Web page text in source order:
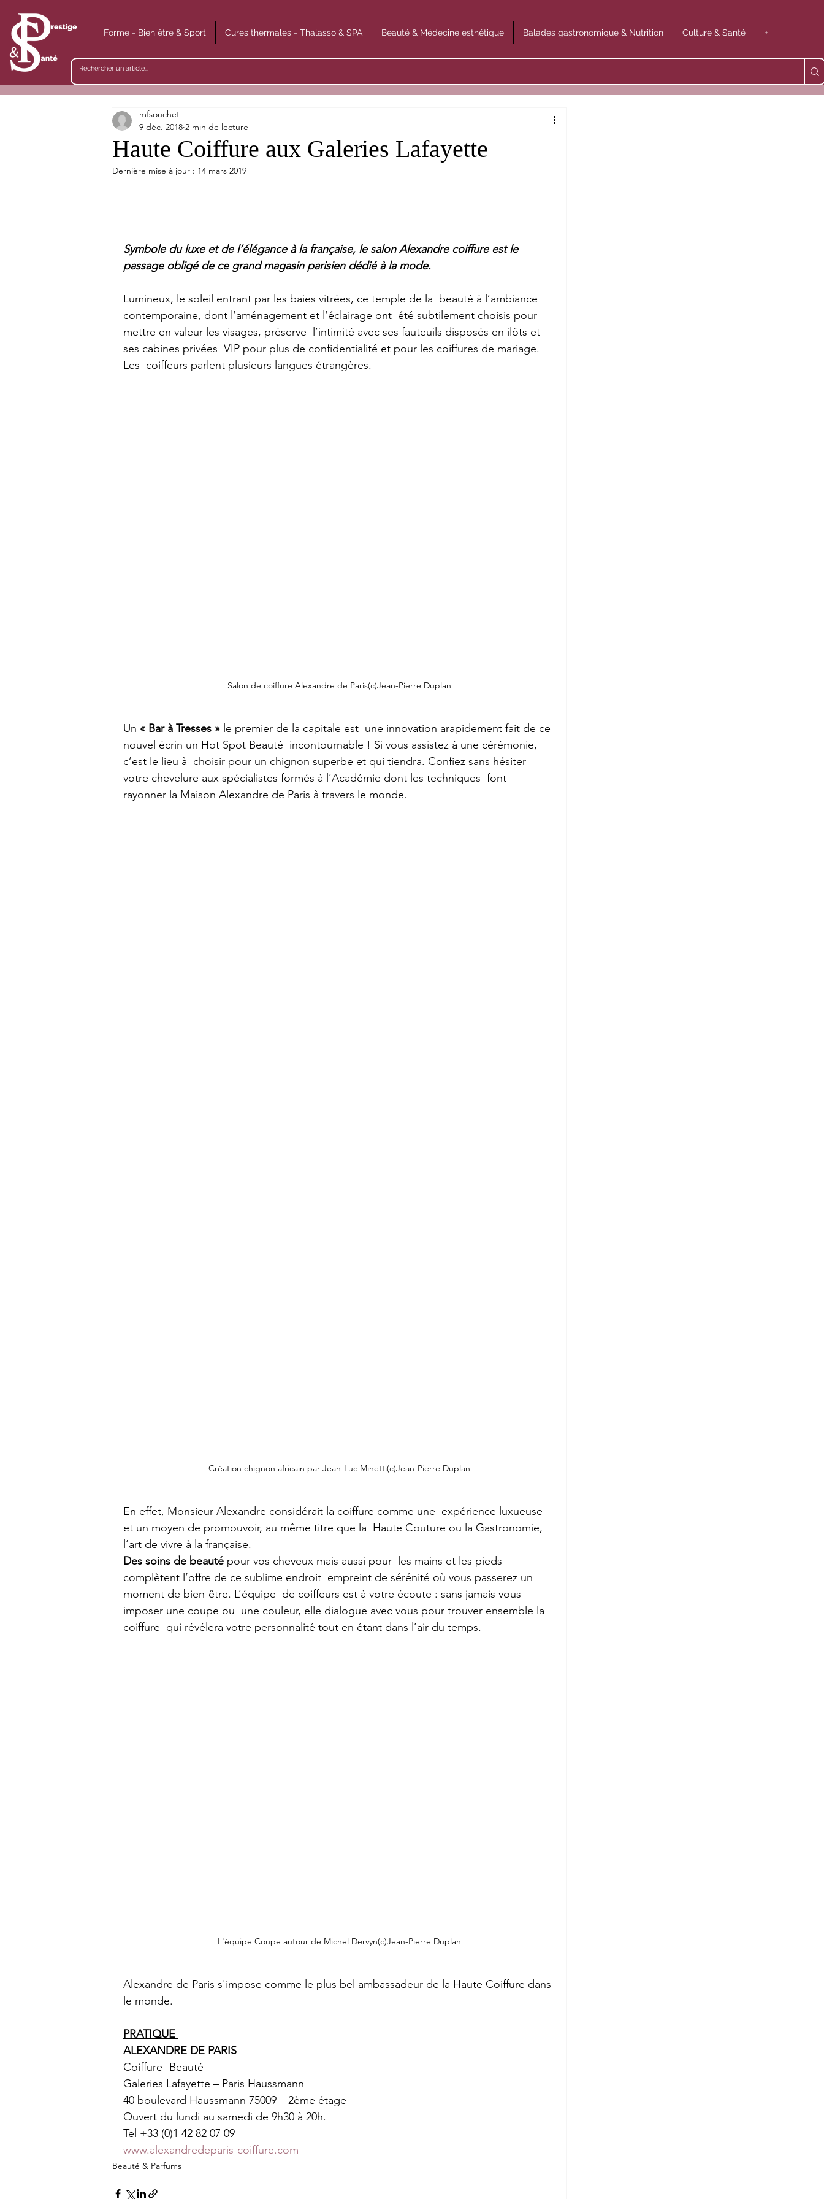
Forme - Bien être & Sport Cures thermales - Thalasso & SPA Beauté & Médecine esthétique Balades gastronomique & Nutrition Culture & Santé +
Haute Coiffure aux Galeries Lafayette
mfsouchet
9 déc. 2018 2 min de lecture
Dernière mise à jour : 14 mars 2019
Symbole du luxe et de l’élégance à la française, le salon Alexandre coiffure est le
passage obligé de ce grand magasin parisien dédié à la mode.
Lumineux, le soleil entrant par les baies vitrées, ce temple de la  beauté à l’ambiance
contemporaine, dont l’aménagement et l’éclairage ont  été subtilement choisis pour
mettre en valeur les visages, préserve  l’intimité avec ses fauteuils disposés en ilôts et
ses cabines privées  VIP pour plus de confidentialité et pour les coiffures de mariage.
Les  coiffeurs parlent plusieurs langues étrangères.
Salon de coiffure Alexandre de Paris(c)Jean-Pierre Duplan
Un « Bar à Tresses » le premier de la capitale est  une innovation arapidement fait de ce
nouvel écrin un Hot Spot Beauté  incontournable ! Si vous assistez à une cérémonie,
c’est le lieu à  choisir pour un chignon superbe et qui tiendra. Confiez sans hésiter
votre chevelure aux spécialistes formés à l’Académie dont les techniques  font
rayonner la Maison Alexandre de Paris à travers le monde.
Création chignon africain par Jean-Luc Minetti(c)Jean-Pierre Duplan
En effet, Monsieur Alexandre considérait la coiffure comme une  expérience luxueuse
et un moyen de promouvoir, au même titre que la  Haute Couture ou la Gastronomie,
l’art de vivre à la française.
Des soins de beauté pour vos cheveux mais aussi pour  les mains et les pieds
complètent l’offre de ce sublime endroit  empreint de sérénité où vous passerez un
moment de bien-être. L’équipe  de coiffeurs est à votre écoute : sans jamais vous
imposer une coupe ou  une couleur, elle dialogue avec vous pour trouver ensemble la
coiffure  qui révélera votre personnalité tout en étant dans l’air du temps.
L'équipe Coupe autour de Michel Dervyn(c)Jean-Pierre Duplan
Alexandre de Paris s'impose comme le plus bel ambassadeur de la Haute Coiffure dans
le monde.
PRATIQUE
ALEXANDRE DE PARIS
Coiffure- Beauté
Galeries Lafayette – Paris Haussmann
40 boulevard Haussmann 75009 – 2ème étage
Ouvert du lundi au samedi de 9h30 à 20h.
Tel +33 (0)1 42 82 07 09
www.alexandredeparis-coiffure.com
Beauté & Parfums